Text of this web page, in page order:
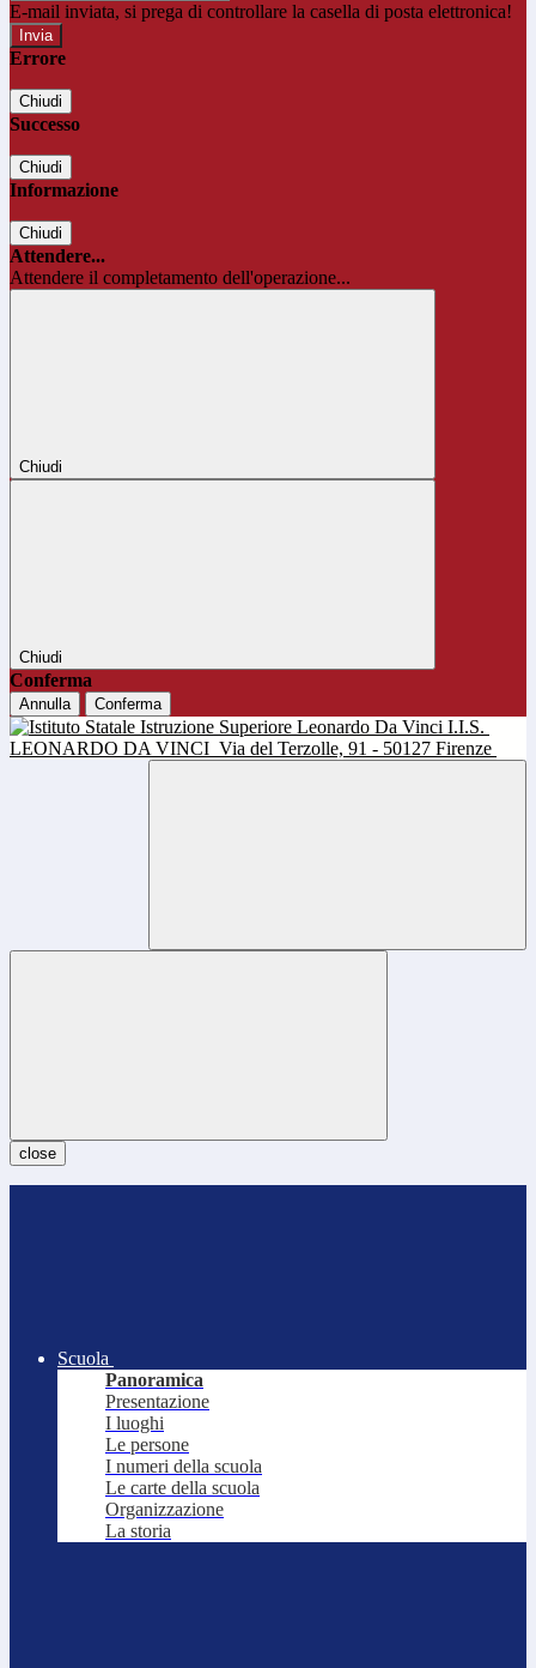
E-mail inviata, si prega di controllare la casella di posta elettronica!
Errore
Chiudi
Successo
Chiudi
Informazione
Chiudi
Attendere...
Attendere il completamento dell'operazione...
Chiudi
Chiudi
Conferma
Annulla Conferma
I.I.S.
LEONARDO DA VINCI Via del Terzolle, 91 - 50127 Firenze
close
Scuola
Panoramica
Presentazione
I luoghi
Le persone
I numeri della scuola
Le carte della scuola
Organizzazione
La storia